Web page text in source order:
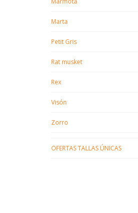
Marta
Petit Gris
Rat musket
Rex
Visón
Zorro
OFERTAS TALLAS ÚNICAS